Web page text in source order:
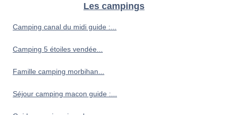
Les campings
Camping canal du midi guide :...
Camping 5 étoiles vendée...
Famille camping morbihan...
Séjour camping macon guide :...